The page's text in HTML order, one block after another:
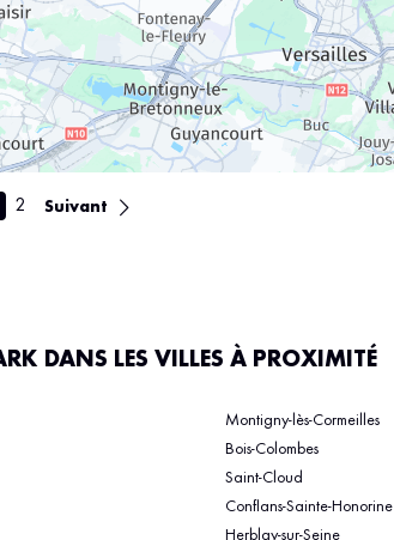
2 Suivant
DANS LES VILLES À PROXIMITÉ
Montigny-lès-Cormeilles
Bois-Colombes
Saint-Cloud
Conflans-Sainte-Honorine
Herblay-sur-Seine